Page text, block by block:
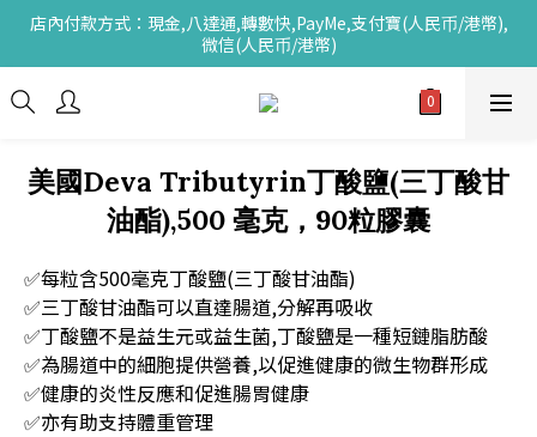
店內付款方式：現金,八達通,轉數快,PayMe,支付寶(人民币/港幣),
微信(人民币/港幣)
美國Deva Tributyrin丁酸鹽(三丁酸甘
油酯),500 毫克，90粒膠囊
✅每粒含500毫克丁酸鹽(三丁酸甘油酯)
✅三丁酸甘油酯可以直達腸道,分解再吸收
✅丁酸鹽不是益生元或益生菌,丁酸鹽是一種短鏈脂肪酸
✅為腸道中的細胞提供營養,以促進健康的微生物群形成
✅健康的炎性反應和促進腸胃健康
✅亦有助支持體重管理